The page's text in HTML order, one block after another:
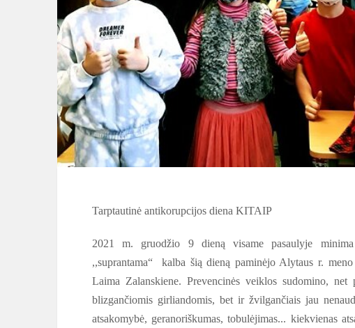
Tarptautinė antikorupcijos diena KITAIP
2021 m. gruodžio 9 dieną visame pasaulyje
,,suprantama“ kalba šią dieną paminėjo Alytaus r.
Laima Zalanskiene. Prevencinės veiklos sudomino,
blizgančiomis girliandomis, bet ir žvilgančiais jau
atsakomybė, geranoriškumas, tobulėjimas... kiekvienas